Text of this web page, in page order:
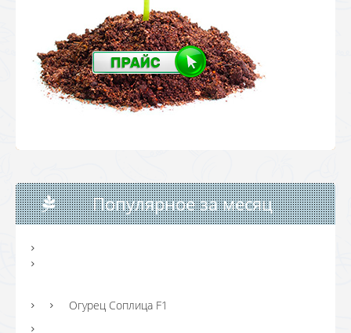
Популярное за месяц
Огурец Соплица F1